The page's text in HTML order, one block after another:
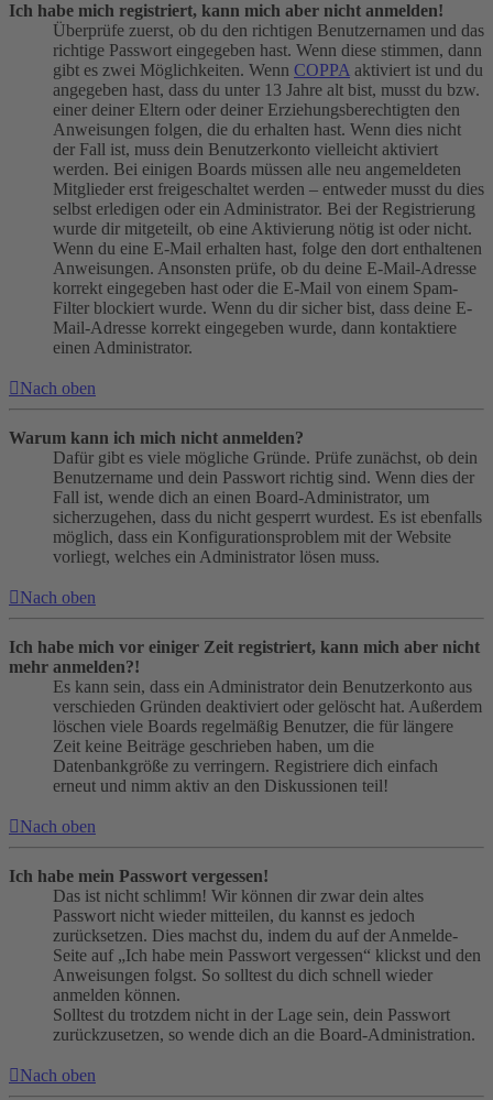
Ich habe mich registriert, kann mich aber nicht anmelden!
Überprüfe zuerst, ob du den richtigen Benutzernamen und das
richtige Passwort eingegeben hast. Wenn diese stimmen, dann
gibt es zwei Möglichkeiten. Wenn COPPA aktiviert ist und du
angegeben hast, dass du unter 13 Jahre alt bist, musst du bzw.
einer deiner Eltern oder deiner Erziehungsberechtigten den
Anweisungen folgen, die du erhalten hast. Wenn dies nicht
der Fall ist, muss dein Benutzerkonto vielleicht aktiviert
werden. Bei einigen Boards müssen alle neu angemeldeten
Mitglieder erst freigeschaltet werden – entweder musst du dies
selbst erledigen oder ein Administrator. Bei der Registrierung
wurde dir mitgeteilt, ob eine Aktivierung nötig ist oder nicht.
Wenn du eine E-Mail erhalten hast, folge den dort enthaltenen
Anweisungen. Ansonsten prüfe, ob du deine E-Mail-Adresse
korrekt eingegeben hast oder die E-Mail von einem Spam-
Filter blockiert wurde. Wenn du dir sicher bist, dass deine E-
Mail-Adresse korrekt eingegeben wurde, dann kontaktiere
einen Administrator.
Nach oben
Warum kann ich mich nicht anmelden?
Dafür gibt es viele mögliche Gründe. Prüfe zunächst, ob dein
Benutzername und dein Passwort richtig sind. Wenn dies der
Fall ist, wende dich an einen Board-Administrator, um
sicherzugehen, dass du nicht gesperrt wurdest. Es ist ebenfalls
möglich, dass ein Konfigurationsproblem mit der Website
vorliegt, welches ein Administrator lösen muss.
Nach oben
Ich habe mich vor einiger Zeit registriert, kann mich aber nicht
mehr anmelden?!
Es kann sein, dass ein Administrator dein Benutzerkonto aus
verschieden Gründen deaktiviert oder gelöscht hat. Außerdem
löschen viele Boards regelmäßig Benutzer, die für längere
Zeit keine Beiträge geschrieben haben, um die
Datenbankgröße zu verringern. Registriere dich einfach
erneut und nimm aktiv an den Diskussionen teil!
Nach oben
Ich habe mein Passwort vergessen!
Das ist nicht schlimm! Wir können dir zwar dein altes
Passwort nicht wieder mitteilen, du kannst es jedoch
zurücksetzen. Dies machst du, indem du auf der Anmelde-
Seite auf „Ich habe mein Passwort vergessen“ klickst und den
Anweisungen folgst. So solltest du dich schnell wieder
anmelden können.
Solltest du trotzdem nicht in der Lage sein, dein Passwort
zurückzusetzen, so wende dich an die Board-Administration.
Nach oben